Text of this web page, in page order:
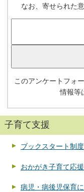
なお、寄せられた
このアンケートフォ
情報等
子育て支援
ブックスタート制度
おかがき子育て応
病児・病後児保育